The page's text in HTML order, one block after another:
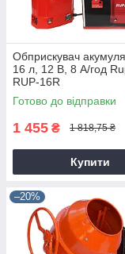
Обприскувач
16 л, 12 В, 8 А/год
RUP-16R
Готово до відправки
1 455 ₴ 1 818,75 ₴
Купити
–20%